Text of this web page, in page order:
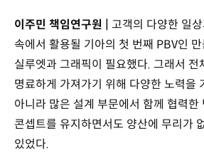
이주민 책임연구원 | 고객의 다양한 일
속에서 활용될 기아의 첫 번째 PBV인
실루엣과 그래픽이 필요했다. 그래서 전
명료하게 가져가기 위해 다양한 노력을
아니라 많은 설계 부문에서 함께 협력한
콘셉트를 유지하면서도 양산에 무리가
있었다.